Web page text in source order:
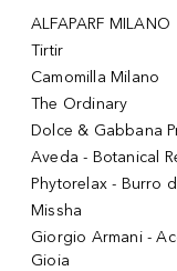
ALFAPARF MILANO
Tirtir
Camomilla Milano
The Ordinary
Dolce & Gabbana
Aveda - Botanical
Phytorelax - Burro
Missha
Giorgio Armani -
Gioia